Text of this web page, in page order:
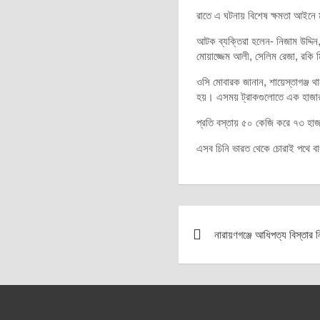
রাতে এ ঘটনায় বিশেষ ক্ষমতা আইনে
আটক ব্যক্তিরা হলেন- নিজাম
মোয়াজ্জেম আলী, সেলিম রেজা, রকি
ওসি মোবারক জানান, শায়েস্তাগঞ্জ
হয়। এসময় ট্রাকগুলোতে এক
প্রতি বস্তায় ৫০ কেজি করে ৭৩
এসব চিনি ভারত থেকে চোরাই পথে
navigation
নারায়ণগঞ্জে আধিপত্য বিস্তার